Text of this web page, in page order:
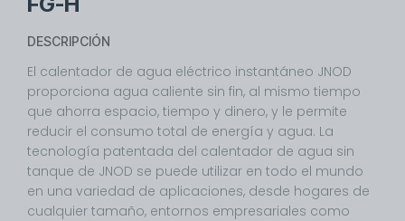
DESCRIPCIÓN
El calentador de agua eléctrico instantáneo JNOD
proporciona agua caliente sin fin, al mismo tiempo
que ahorra espacio, tiempo y dinero, y le permite
reducir el consumo total de energía y agua. La
tecnología patentada del calentador de agua sin
tanque de JNOD se puede utilizar en todo el mundo
en una variedad de aplicaciones, desde hogares de
cualquier tamaño, entornos empresariales como